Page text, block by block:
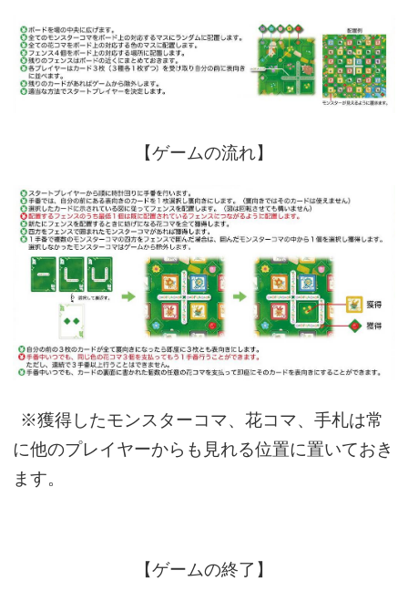
【ゲームの流れ】
※獲得したモンスターコマ、花コマ、手札は常
に他のプレイヤーからも見れる位置に置いておき
ます。
【ゲームの終了】